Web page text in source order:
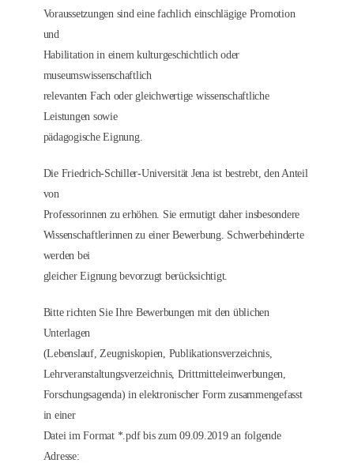
Voraussetzungen sind eine fachlich einschlägige Promotion
und
Habilitation in einem kulturgeschichtlich oder
museumswissenschaftlich
relevanten Fach oder gleichwertige wissenschaftliche
Leistungen sowie
pädagogische Eignung.
Die Friedrich-Schiller-Universität Jena ist bestrebt, den Anteil
von
Professorinnen zu erhöhen. Sie ermutigt daher insbesondere
Wissenschaftlerinnen zu einer Bewerbung. Schwerbehinderte
werden bei
gleicher Eignung bevorzugt berücksichtigt.
Bitte richten Sie Ihre Bewerbungen mit den üblichen
Unterlagen
(Lebenslauf, Zeugniskopien, Publikationsverzeichnis,
Lehrveranstaltungsverzeichnis, Drittmitteleinwerbungen,
Forschungsagenda) in elektronischer Form zusammengefasst
in einer
Datei im Format *.pdf bis zum 09.09.2019 an folgende
Adresse: